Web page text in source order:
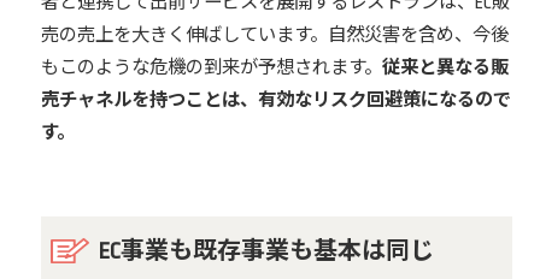
売の売上を大きく伸ばしています。自然災害を含め、今後
もこのような危機の到来が予想されます。 従来と異なる販
売チャネルを持つことは、有効なリスク回避策になるので
す。
EC事業も既存事業も基本は同じ